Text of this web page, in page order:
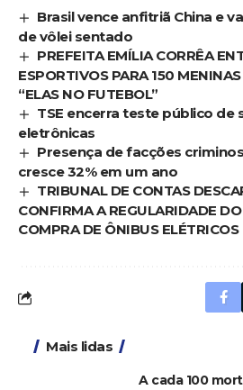
Brasil vence anfitriã China e
de vôlei sentado
PREFEITA EMÍLIA CORRÊA
ESPORTIVOS PARA 150
“ELAS NO FUTEBOL”
TSE encerra teste público de
eletrônicas
Presença de facções
cresce 32% em um ano
TRIBUNAL DE CONTAS
CONFIRMA A REGULARIDADE
COMPRA DE ÔNIBUS ELÉTRICOS
Mais lidas
A cada 100